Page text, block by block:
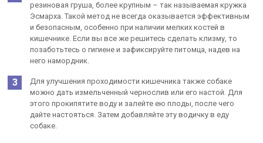
резиновая груша, более крупным – так называемая кружка
Эсмарха. Такой метод не всегда оказывается эффективным
и безопасным, особенно при наличии мелких костей в
кишечнике. Если вы все же решитесь сделать клизму, то
позаботьтесь о гигиене и зафиксируйте питомца, надев на
него намордник.
Для улучшения проходимости кишечника также собаке
можно дать измельченный чернослив или его настой. Для
этого прокипятите воду и залейте ею плоды, после чего
дайте настояться. Затем добавляйте эту водичку в еду
собаке.